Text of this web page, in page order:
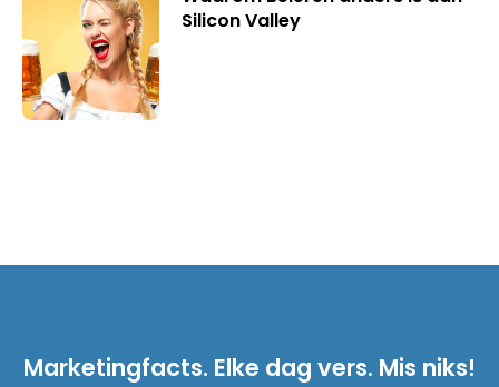
Silicon Valley
Marketingfacts. Elke dag vers. Mis niks!